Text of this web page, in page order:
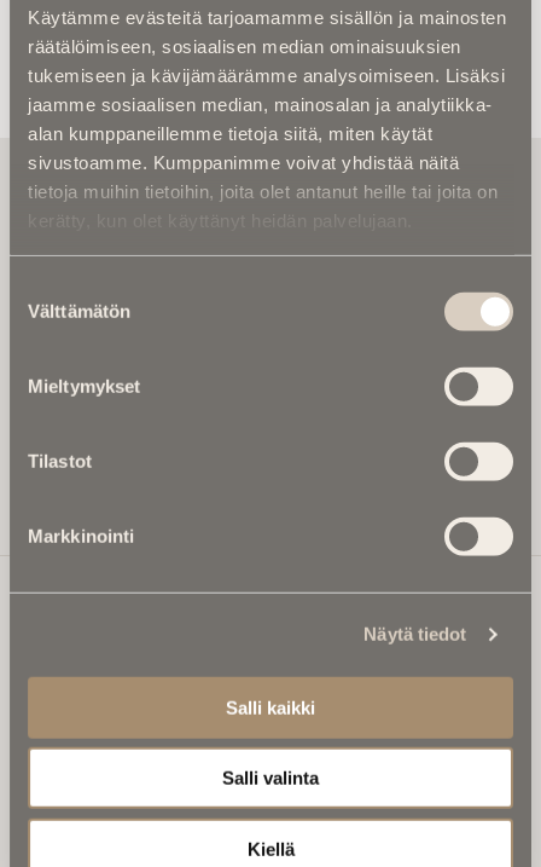
Käytämme evästeitä tarjoamamme sisällön ja mainosten
räätälöimiseen, sosiaalisen median ominaisuuksien
tukemiseen ja kävijämäärämme analysoimiseen. Lisäksi
jaamme sosiaalisen median, mainosalan ja analytiikka-
alan kumppaneillemme tietoja siitä, miten käytät
sivustoamme. Kumppanimme voivat yhdistää näitä
tietoja muihin tietoihin, joita olet antanut heille tai joita on
kerätty, kun olet käyttänyt heidän palvelujaan.
valinta
Välttämätön
Mieltymykset
Tilastot
Markkinointi
Näytä tiedot
Salli kaikki
Salli valinta
Kiellä
Tilaa uutiskirje - Pääset heti parhaiden
artikkelien pariin!
Uutiskirje on maksuton eikä se velvoita mihinkään.
Kirjoita tähän sähköpostiosoite, johon haluat uutiskirjeen
tulevan:
Tilaa Uutiskirje
valtakunnallinen mediabrändi. Julkaisemme uusimmat
kuolinuutiset ja kuolintiedot.
Anna palautetta